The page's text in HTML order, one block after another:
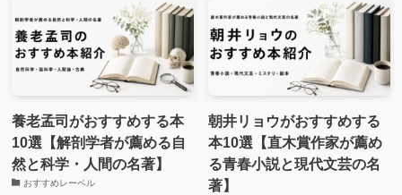
養老孟司がおすすめする本
10選【解剖学者が薦める自
然と科学・人間の名著】
おすすめレーベル
朝井リョウがおすすめする
本10選【直木賞作家が薦め
る青春小説と現代文芸の名
著】